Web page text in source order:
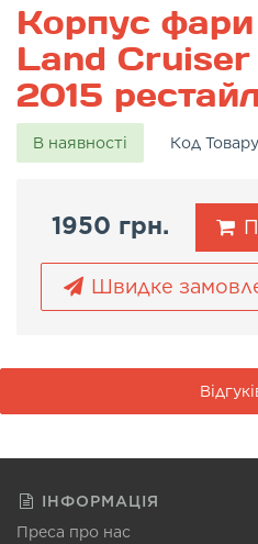
Корпус
Land
2015
В наявності Код
1950 грн.
Швидке
ІНФОРМАЦІЯ
Преса про нас